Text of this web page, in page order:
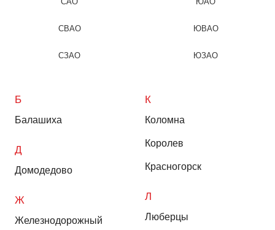
СВАО
СЗАО
ЮВАО
ЮЗАО
Б
Балашиха
Д
Домодедово
Ж
Железнодорожный
К
Коломна
Королев
Красногорск
Л
Люберцы